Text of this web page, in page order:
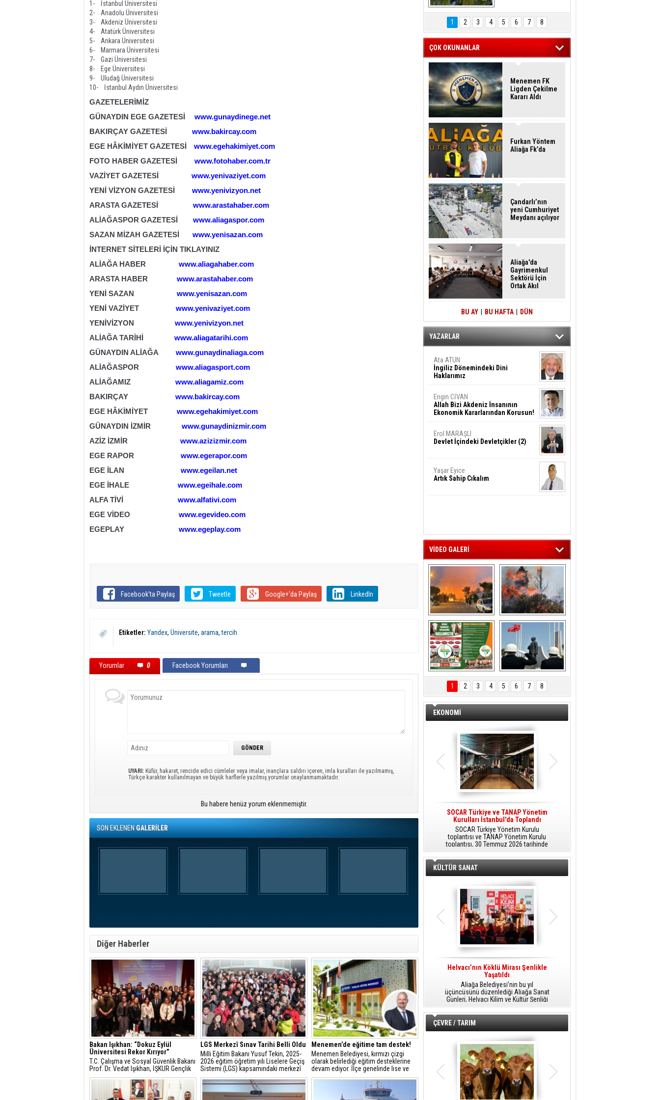
1- İstanbul Üniversitesi
2- Anadolu Üniversitesi
3- Akdeniz Üniversitesi
4- Atatürk Üniversitesi
5- Ankara Üniversitesi
6- Marmara Üniversitesi
7- Gazi Üniversitesi
8- Ege Üniversitesi
9- Uludağ Üniversitesi
10- İstanbul Aydın Üniversitesi
GAZETELERİMİZ
GÜNAYDIN EGE GAZETESİ
www.gunaydinege.net
BAKIRÇAY GAZETESİ
www.bakircay.com
EGE HÂKİMİYET GAZETESİ
www.egehakimiyet.com
FOTO HABER GAZETESİ
www.fotohaber.com.tr
VAZİYET GAZETESİ
www.yenivaziyet.com
YENİ VİZYON GAZETESİ
www.yenivizyon.net
ARASTA GAZETESİ
www.arastahaber.com
ALİAĞASPOR GAZETESİ
www.aliagaspor.com
SAZAN MİZAH GAZETESİ
www.yenisazan.com
İNTERNET SİTELERİ İÇİN TIKLAYINIZ
ALİAĞA HABER
www.aliagahaber.com
ARASTA HABER
www.arastahaber.com
YENİ SAZAN
www.yenisazan.com
YENİ VAZİYET
www.yenivaziyet.com
YENİVİZYON
www.yenivizyon.net
ALİAĞA TARİHİ
www.aliagatarihi.com
GÜNAYDIN ALİAĞA
www.gunaydinaliaga.com
ALİAĞASPOR
www.aliagasport.com
ALİAĞAMIZ
www.aliagamiz.com
BAKIRÇAY www.bakircay.com
EGE HÂKİMİYET
www.egehakimiyet.com
GÜNAYDIN İZMİR
www.gunaydinizmir.com
AZİZ İZMİR
www.azizizmir.com
EGE RAPOR
www.egerapor.com
EGE İLAN
www.egeilan.net
EGE İHALE
www.egeihale.com
ALFA TİVİ
www.alfativi.com
EGE VİDEO
www.egevideo.com
EGEPLAY
www.egeplay.com
Facebook'ta Paylaş Tweetle Google+'da Paylaş LinkedIn
Etiketler: Yandex, Üniversite, arama,tercih
Yorumlar 0 Facebook Yorumları
UYARI: Küfür, hakaret, rencide edici cümleler veya imalar, inançlara saldırı içeren, imla kuralları ile yazılmamış,
Türkçe karakter kullanılmayan ve büyük harflerle yazılmış yorumlar onaylanmamaktadır.
Bu habere henüz yorum eklenmemiştir.
SON EKLENENGALERİLER
Diğer Haberler
Bakan Işıkhan: “Dokuz Eylül
Üniversitesi Rekor Kırıyor”
T.C. Çalışma ve Sosyal Güvenlik Bakanı
Prof. Dr. Vedat Işıkhan, İŞKUR Gençlik
Programı kapsamında Dokuz Eylül
Üniversitesi öğrencileriyle buluşarak
genç istihdamına ilişkin
değerlendirmelerde bulundu ve
LGS Merkezî Sınav Tarihi Belli Oldu
Milli Eğitim Bakanı Yusuf Tekin, 2025-
2026 eğitim öğretim yılı Liselere Geçiş
Sistemi (LGS) kapsamındaki merkezî
sınav tarihini açıkladı.
Menemen’de eğitime tam destek!
Menemen Belediyesi, kırmızı çizgi
olarak belirlediği eğitim desteklerine
devam ediyor. İlçe genelinde lise ve
üniversite sınavlarına girecek olan 8 ve
12. sınıflara tam 10 bin adet dijital
eğitim paketi dağıtıldı.
Hasan Eser'in
Objektifinden
1 2 3 4 5 6 7 8
ÇOK OKUNANLAR
Menemen FK
Ligden Çekilme
Kararı Aldı
Furkan Yöntem
Aliağa Fk’da
Çandarlı’nın
yeni Cumhuriyet
Meydanı açılıyor
Aliağa'da
Gayrimenkul
Sektörü İçin
Ortak Akıl
BU AY BU HAFTA DÜN
YAZARLAR
Ata ATUN
İngiliz Dönemindeki Dini
Haklarımız
Engin CİVAN
Allah Bizi Akdeniz İnsanının
Ekonomik Kararlarından Korusun!
Erol MARAŞLI
Devlet İçindeki Devletçikler (2)
Yaşar Eyice
Artık Sahip Cıkalım
VİDEO GALERİ
Aliağa ‘da  otluk
alanda çıkan
yangın evlere
sıçramadan
söndürüldü
Aliağa'nın Ciğerleri
ÖNAL TARIM
TANITIM FİLMİ
Aliağa'da Polis
Haftası Kutlandı
1 2 3 4 5 6 7 8
EKONOMİ
SOCAR Türkiye ve TANAP Yönetim
Kurulları İstanbul'da Toplandı
SOCAR Türkiye Yönetim Kurulu
toplantısı ve TANAP Yönetim Kurulu
toplantısı, 30 Temmuz 2026 tarihinde
İstanbul’da gerçekleştirildi.
hidrojen teknolojileri alanında yenilikçi
projelere öncülük ediyor.
KÜLTÜR SANAT
Helvacı’nın Köklü Mirası Şenlikle
Yaşatıldı
Aliağa Belediyesi’nin bu yıl
üçüncüsünü düzenlediği Aliağa Sanat
Günleri, Helvacı Kilim ve Kültür Şenliği
ile Helvacı’da renkli bir güne sahne
oldu.
birbirinden renkli etkinliklerle devam
ÇEVRE / TARIM